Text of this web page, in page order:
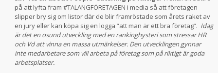
på att lyfta fram #TALANGFÖRETAGEN i media så att företagen
slipper bry sig om listor där de blir framröstade som årets raket av
en jury eller kan köpa sig en logga ”att man är ett bra företag”. Idag
är det en osund utveckling med en rankinghysteri som stressar HR
och Vd att vinna en massa utmärkelser. Den utvecklingen gynnar
inte medarbetare som vill arbeta på företag som på riktigt är goda
arbetsplatser.